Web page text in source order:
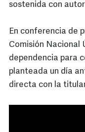
sostenida con
En conferencia de
Comisión Nacional
dependencia para
planteada un día
directa con la